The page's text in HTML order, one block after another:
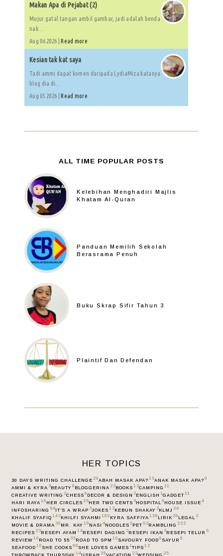
Makan Apa di Pejabat (2)
Mujur gatal tangan ambil gambar, jadi adalah benda
nak...
Aug 06 2026 | Read more
Kesian tak kat saya
Tadi ammi dapat komen daripada LydiaMiza katanya
blog dia di...
Aug 05 2026 | Read more
ALL TIME POPULAR POSTS
Kelebihan Menghadiri Majlis
Khatam Al-Quran
Panduan Memilih Sekolah
Berasrama Penuh
Buku Skrap Sifir Tahun 3
Plaintif Dan Defendan
HER TOPICS
30 DAYS WRITING CHALLENGE 29ABAH MASAK APA? 15ANAK MASAK APA? 9
AMMI & KYRA 3BEAUTY 6 BLOGGERINA 22BOOKS 12CAMPING 11
CREATIVE WRITING 2CHESS 6 DECOR & DESIGN 2ENGLISH 1GADGET 11
HARI RAYA 16 HER CIRCLES 25HER TWO CENTS 3HOSPITAL9 HOUSE ISSUE 4
INFOSHARING 54IT’S A WRAP 3JOKES 12KEBUN SHAKAY 3KLMJ 24
KHALIF SYAFIQ 142KHILFI SYAHMI 180 KYRA SAFFIYA 158 LIRIK 26 LEGAL3
MOVIE & DRAMA 30 MR. KAY 19 NASI 4NOODLES 5PET 52RAMBLING 222
RECIPES 23RESEPI AYAM 14RESEPI DAGING 2RESEPI IKAN 3RESEPI TELUR 5
REVIEW 10 ROAD TO 55 35ROAD TO SPM 10 SAVOURY FOOD 6 SAYUR 9
SEAFOOD 10 SHE COOKS 98 SHE LOVES GAMES 1TIPS 12
14 29 22
25